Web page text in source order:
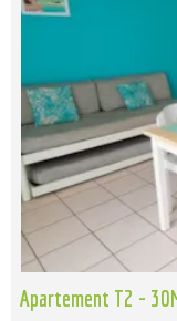
Apartement T2 -